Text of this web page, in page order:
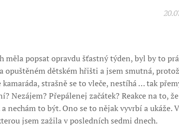
měla popsat opravdu šťastný týden, byl by to
opuštěném dětském hřišti a jsem smutná,
kamaráda, strašně se to vleče, nestíhá … tak
Nezájem? Přepálenej začátek? Reakce na to,
nechám to být. Ono se to nějak vyvrbí a ukáže.
jsem zažila v posledních sedmi dnech.